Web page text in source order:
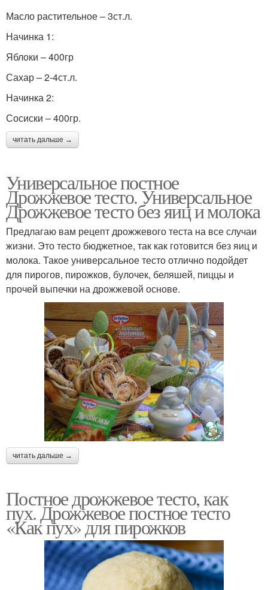
Масло растительное – 3ст.л.
Начинка 1:
Яблоки – 400гр
Сахар – 2-4ст.л.
Начинка 2:
Сосиски – 400гр.
читать дальше →
Универсальное постное
Дрожжевое тесто. Универсальное
Дрожжевое тесто без яиц и молока
Предлагаю вам рецепт дрожжевого теста на все случаи
жизни. Это тесто бюджетное, так как готовится без яиц и
молока. Такое универсальное тесто отлично подойдет
для пирогов, пирожков, булочек, беляшей, пиццы и
прочей выпечки на дрожжевой основе.
читать дальше →
Постное дрожжевое тесто, как
пух. Дрожжевое постное тесто
«Как пух» для пирожков